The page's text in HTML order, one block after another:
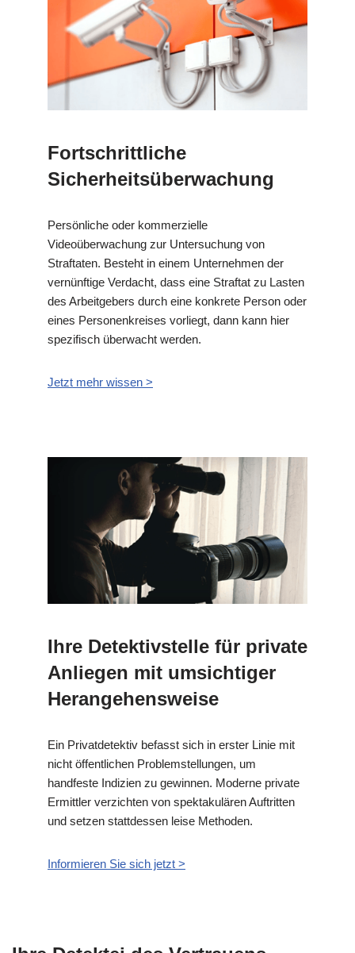
Fortschrittliche
Sicherheitsüberwachung
Persönliche oder kommerzielle
Videoüberwachung zur Untersuchung von
Straftaten. Besteht in einem Unternehmen der
vernünftige Verdacht, dass eine Straftat zu Lasten
des Arbeitgebers durch eine konkrete Person oder
eines Personenkreises vorliegt, dann kann hier
spezifisch überwacht werden.
Jetzt mehr wissen >
Ihre Detektivstelle für private
Anliegen mit umsichtiger
Herangehensweise
Ein Privatdetektiv befasst sich in erster Linie mit
nicht öffentlichen Problemstellungen, um
handfeste Indizien zu gewinnen. Moderne private
Ermittler verzichten von spektakulären Auftritten
und setzen stattdessen leise Methoden.
Informieren Sie sich jetzt >